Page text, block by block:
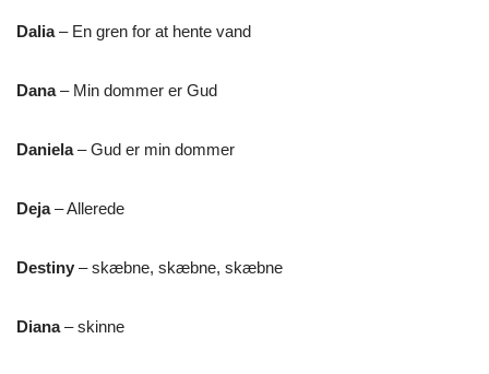
Dalia– En gren for at hente vand
Dana– Min dommer er Gud
Daniela– Gud er min dommer
Deja– Allerede
Destiny – skæbne, skæbne, skæbne
Diana– skinne